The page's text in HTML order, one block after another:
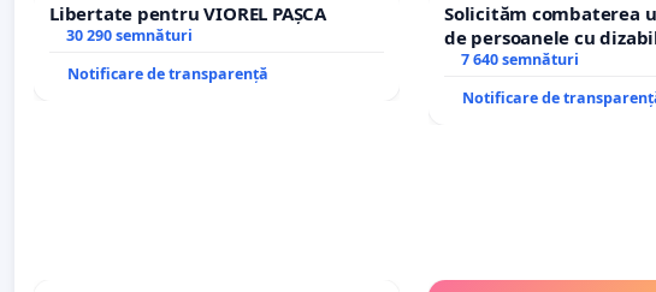
Libertate pentru VIOREL PAȘCA
30 290 semnături
Notificare de transparență
Solicităm combaterea
de persoanele cu
7 640 semnături
Notificare de